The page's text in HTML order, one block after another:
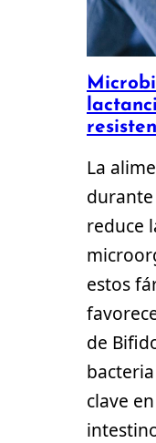
La
reduce
estos
de
clave